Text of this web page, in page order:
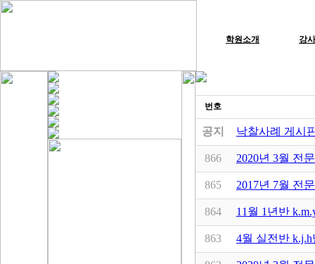
학원소개 강
번호
공지 낙찰사례 게시
866 2020년 3월 전
865 2017년 7월 전
864 11월 1년반
863 4월 실전반